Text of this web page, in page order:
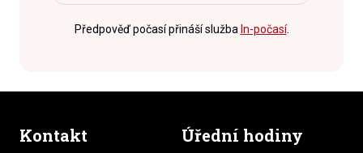
Předpověď počasí přináší služba In-počasí.
Kontakt Úřední hodiny